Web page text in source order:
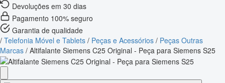
Devoluções em 30 dias
Pagamento 100% seguro
Garantia de qualidade
/ Telefonia Móvel e Tablets / Peças e Acessórios / Peças Outras
Marcas / Altifalante Siemens C25 Original - Peça para Siemens S25